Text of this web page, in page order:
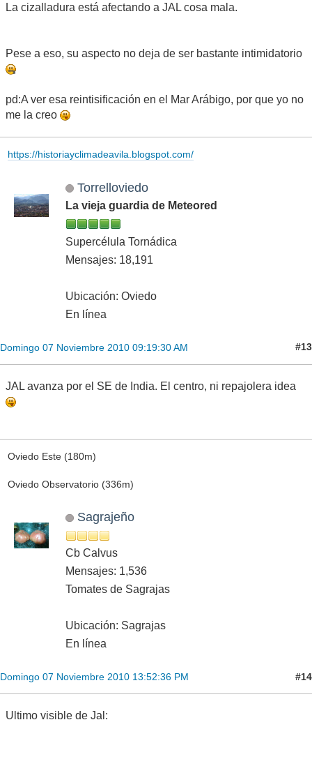
La cizalladura está afectando a JAL cosa mala.
Pese a eso, su aspecto no deja de ser bastante intimidatorio
pd:A ver esa reintisificación en el Mar Arábigo, por que yo no
me la creo
https://historiayclimadeavila.blogspot.com/
Torrelloviedo
La vieja guardia de Meteored
Supercélula Tornádica
Mensajes: 18,191
Ubicación: Oviedo
En línea
Domingo 07 Noviembre 2010 09:19:30 AM #13
JAL avanza por el SE de India. El centro, ni repajolera idea
Oviedo Este (180m)
Oviedo Observatorio (336m)
Sagrajeño
Cb Calvus
Mensajes: 1,536
Tomates de Sagrajas
Ubicación: Sagrajas
En línea
Domingo 07 Noviembre 2010 13:52:36 PM #14
Ultimo visible de Jal: